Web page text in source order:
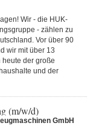
Wir - die HUK-
- zählen zu
Vor über 90
wir mit über 13
der große
und der
(m/w/d)
GmbH